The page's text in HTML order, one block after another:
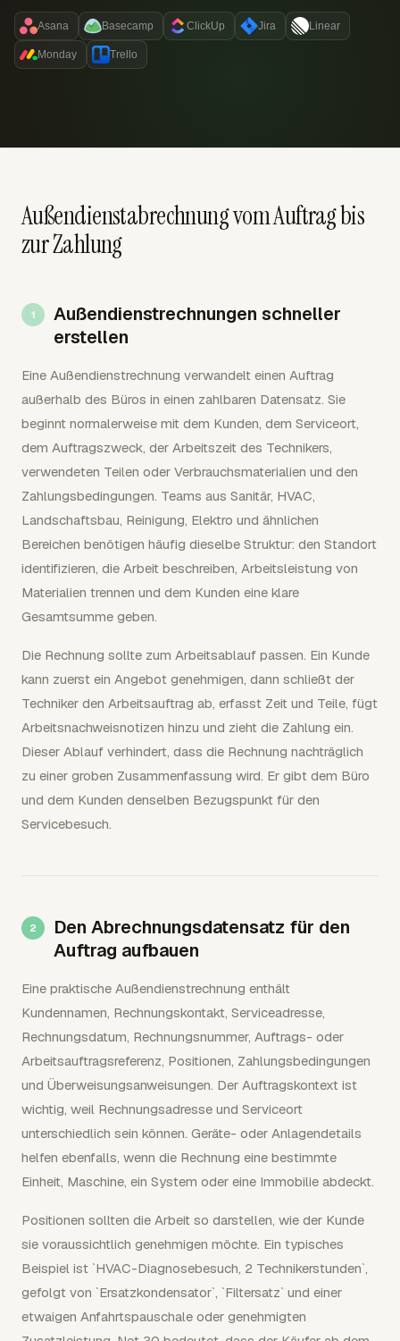
Asana Basecamp ClickUp Jira Linear
Monday Trello
Außendienstabrechnung vom Auftrag bis
zur Zahlung
Außendienstrechnungen schneller
erstellen
Eine Außendienstrechnung verwandelt einen Auftrag
außerhalb des Büros in einen zahlbaren Datensatz. Sie
beginnt normalerweise mit dem Kunden, dem Serviceort,
dem Auftragszweck, der Arbeitszeit des Technikers,
verwendeten Teilen oder Verbrauchsmaterialien und den
Zahlungsbedingungen. Teams aus Sanitär, HVAC,
Landschaftsbau, Reinigung, Elektro und ähnlichen
Bereichen benötigen häufig dieselbe Struktur: den Standort
identifizieren, die Arbeit beschreiben, Arbeitsleistung von
Materialien trennen und dem Kunden eine klare
Gesamtsumme geben.
Die Rechnung sollte zum Arbeitsablauf passen. Ein Kunde
kann zuerst ein Angebot genehmigen, dann schließt der
Techniker den Arbeitsauftrag ab, erfasst Zeit und Teile, fügt
Arbeitsnachweisnotizen hinzu und zieht die Zahlung ein.
Dieser Ablauf verhindert, dass die Rechnung nachträglich
zu einer groben Zusammenfassung wird. Er gibt dem Büro
und dem Kunden denselben Bezugspunkt für den
Servicebesuch.
Den Abrechnungsdatensatz für den
Auftrag aufbauen
Eine praktische Außendienstrechnung enthält
Kundennamen, Rechnungskontakt, Serviceadresse,
Rechnungsdatum, Rechnungsnummer, Auftrags- oder
Arbeitsauftragsreferenz, Positionen, Zahlungsbedingungen
und Überweisungsanweisungen. Der Auftragskontext ist
wichtig, weil Rechnungsadresse und Serviceort
unterschiedlich sein können. Geräte- oder Anlagendetails
helfen ebenfalls, wenn die Rechnung eine bestimmte
Einheit, Maschine, ein System oder eine Immobilie abdeckt.
Positionen sollten die Arbeit so darstellen, wie der Kunde
sie voraussichtlich genehmigen möchte. Ein typisches
Beispiel ist `HVAC-Diagnosebesuch, 2 Technikerstunden`,
gefolgt von `Ersatzkondensator`, `Filtersatz` und einer
etwaigen Anfahrtspauschale oder genehmigten